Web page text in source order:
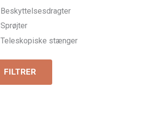
Beskyttelsesdragter
Sprøjter
Teleskopiske stænger
FILTRER